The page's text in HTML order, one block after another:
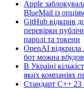
Apple
BlueMail із
GitHub відкрив
перевірки
паролі та токени
OpenAI відкрила
бот можна
В Україні
яких компаніях
Стандарт C++